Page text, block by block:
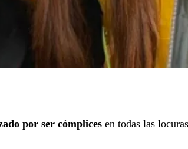
por ser cómplices en todas las